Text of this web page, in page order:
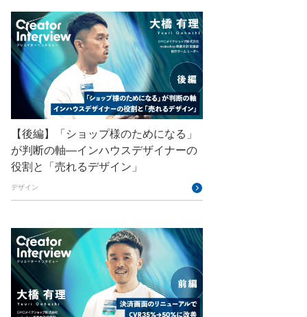
GMOアドパートナーズ
GMOアドマーケティング
GMOインターネット
GMOインターネットグループ
GMOインターネットグループ陸上部
GMOグローバルサイン
GMOコネクト
GMOサイバーセキュリティ byイエラエ
GMOブランドセキュリティ
GMOペイメントゲートウェイ
GMOペパボ GMOメイクショップ
GMOメディア GMOロボッツ
【後編】「ショップ様のためになる」
が判断の軸―インハウスデザイナーの
役割と「売れるデザイン」
デザイン